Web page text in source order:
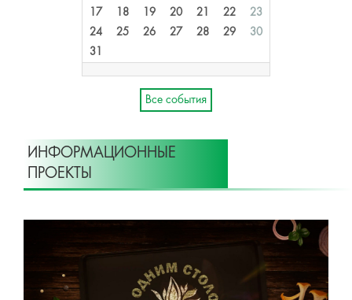
17
18 19 20 21 22
23
24
25 26 27 28 29
30
31
Все события
ИНФОРМАЦИОННЫЕ
ПРОЕКТЫ